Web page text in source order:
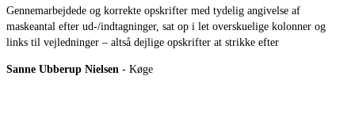
Gennemarbejdede og korrekte opskrifter med tydelig angivelse af
maskeantal efter ud-/indtagninger, sat op i let overskuelige kolonner og
links til vejledninger – altså dejlige opskrifter at strikke efter
Sanne Ubberup Nielsen - Køge